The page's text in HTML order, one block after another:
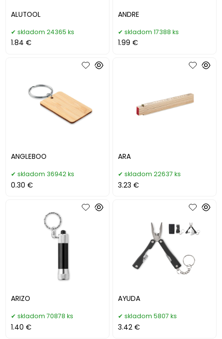
ALUTOOL
skladom 24365 ks
1.84 €
ANDRE
skladom 17388 ks
1.99 €
ANGLEBOO
skladom 36942 ks
0.30 €
ARA
skladom 22637 ks
3.23 €
ARIZO
skladom 70878 ks
1.40 €
AYUDA
skladom 5807 ks
3.42 €